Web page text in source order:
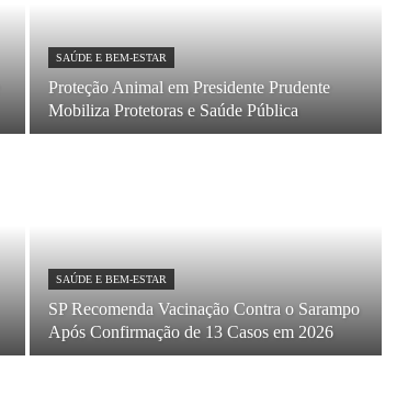
SAÚDE E BEM-ESTAR
Proteção Animal em Presidente Prudente
Mobiliza Protetoras e Saúde Pública
SAÚDE E BEM-ESTAR
SP Recomenda Vacinação Contra o Sarampo
Após Confirmação de 13 Casos em 2026